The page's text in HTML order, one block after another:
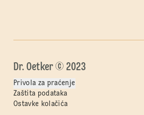
Dr. Oetker © 2023
Privola za praćenje
Zaštita podataka
Ostavke kolačića